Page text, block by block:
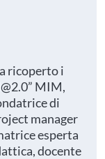
ricoperto i
MIM,
di
manager
esperta
docente